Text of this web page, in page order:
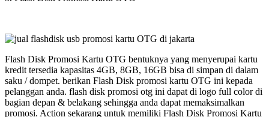
Flash Disk Promosi Kartu OTG bentuknya yang menyerupai kartu
kredit tersedia kapasitas 4GB, 8GB, 16GB bisa di simpan di dalam
saku / dompet. berikan Flash Disk promosi kartu OTG ini kepada
pelanggan anda. flash disk promosi otg ini dapat di logo full color di
bagian depan & belakang sehingga anda dapat memaksimalkan
promosi. Action sekarang untuk memiliki Flash Disk Promosi Kartu